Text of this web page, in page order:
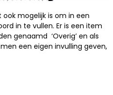
mogelijk is om in een
in te vullen. Er is een item
genaamd ‘Overig’ en als
een eigen invulling geven,